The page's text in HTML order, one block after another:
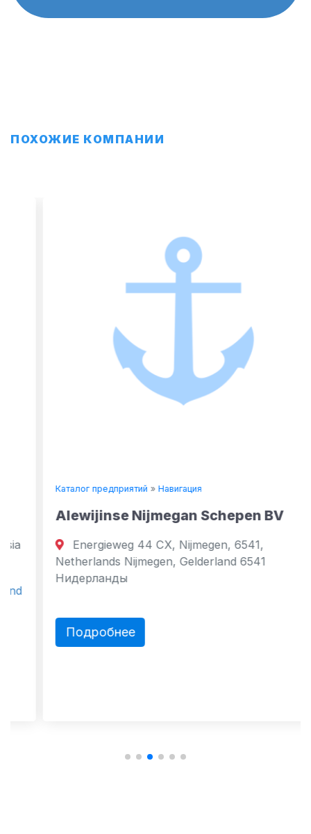
ПОХОЖИЕ КОМПАНИИ
Каталог предприятий»Навигация
Alewijinse Nijmegan Schepen BV
Energieweg 44 CX, Nijmegen, 6541,
Netherlands Nijmegen, Gelderland 6541
Нидерланды
Подробнее